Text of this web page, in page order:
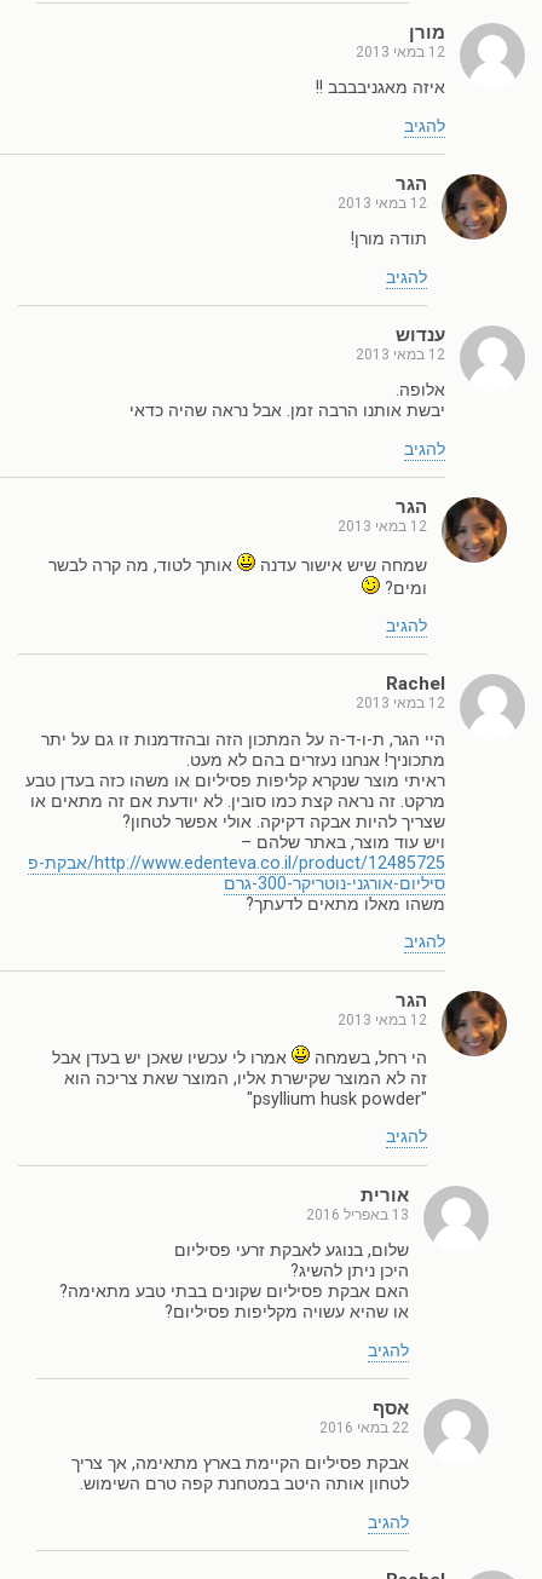
מורן
12 במאי 2013
איזה מאגניבבבב !!
להגיב
הגר
12 במאי 2013
תודה מורן!
להגיב
ענדוש
12 במאי 2013
אלופה.
יבשת אותנו הרבה זמן. אבל נראה שהיה כדאי
להגיב
הגר
12 במאי 2013
שמחה שיש אישור עדנה
אותך לטוד, מה קרה לבשר
ומים?
להגיב
Rachel
12 במאי 2013
היי הגר, ת-ו-ד-ה על המתכון הזה ובהזדמנות זו גם על יתר
מתכוניך! אנחנו נעזרים בהם לא מעט.
ראיתי מוצר שנקרא קליפות פסיליום או משהו כזה בעדן טבע
מרקט. זה נראה קצת כמו סובין. לא יודעת אם זה מתאים או
שצריך להיות אבקה דקיקה. אולי אפשר לטחון?
ויש עוד מוצר, באתר שלהם –
http://www.edenteva.co.il/product/12485725/אבקת-פ
סיליום-אורגני-נוטריקר-300-גרם
משהו מאלו מתאים לדעתך?
להגיב
הגר
12 במאי 2013
הי רחל, בשמחה
אמרו לי עכשיו שאכן יש בעדן אבל
זה לא המוצר שקישרת אליו, המוצר שאת צריכה הוא
"psyllium husk powder"
להגיב
אורית
13 באפריל 2016
שלום, בנוגע לאבקת זרעי פסיליום
היכן ניתן להשיג?
האם אבקת פסיליום שקונים בבתי טבע מתאימה?
או שהיא עשויה מקליפות פסיליום?
להגיב
אסף
22 במאי 2016
אבקת פסיליום הקיימת בארץ מתאימה, אך צריך
לטחון אותה היטב במטחנת קפה טרם השימוש.
להגיב